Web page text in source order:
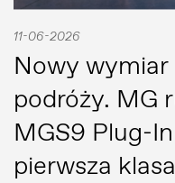
11-06-2026
Nowy
podróży. MG
MGS9 Plug-
pierwsza